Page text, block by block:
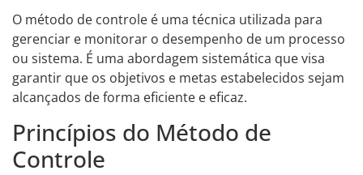
O método de controle é uma técnica utilizada para
gerenciar e monitorar o desempenho de um processo
ou sistema. É uma abordagem sistemática que visa
garantir que os objetivos e metas estabelecidos sejam
alcançados de forma eficiente e eficaz.
Princípios do Método de
Controle